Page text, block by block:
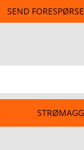
SEND